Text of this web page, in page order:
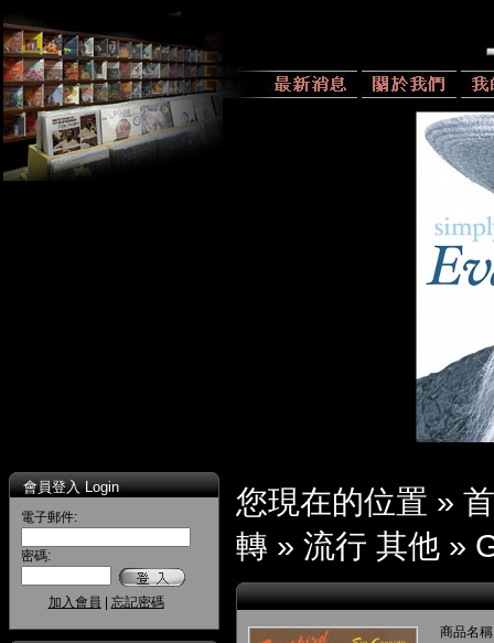
會員登入 Login
電子郵件:
密碼:
加入會員 忘記密碼
您現在的位置 »
轉 » 流行 其他 »
商品名